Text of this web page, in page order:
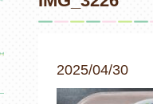
2025/04/30